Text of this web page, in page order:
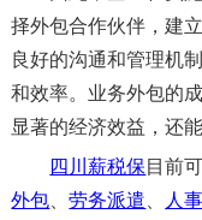
择外包合作伙伴，建
良好的沟通和管理机
和效率。业务外包的
显著的经济效益，还
四川薪税保 目前
外包 、劳务派遣 人